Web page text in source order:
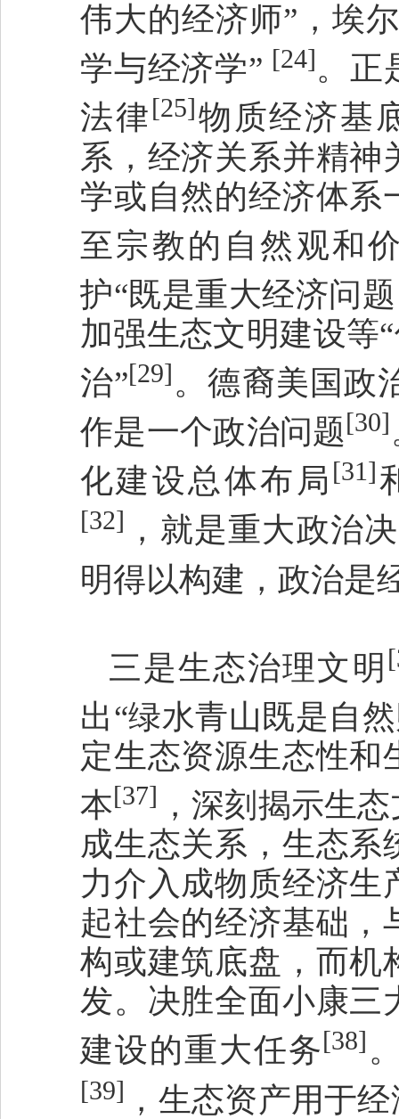
伟大的经济师”，埃
学与经济学” [24]。正
法律[25]物质经济基
系，经济关系并精神
学或自然的经济体系
至宗教的自然观和
护“既是重大经济问
加强生态文明建设等
治”[29]。德裔美国政
作是一个政治问题[30]
化建设总体布局 [31]
[32] ，就是重大政治
明得以构建，政治是
三是生态治理文明
出“绿水青山既是自
定生态资源生态性和
本[37] ，深刻揭示生
成生态关系，生态系
力介入成物质经济生
起社会的经济基础，
构或建筑底盘，而机
发。决胜全面小康三
建设的重大任务[38]
[39] ，生态资产用于